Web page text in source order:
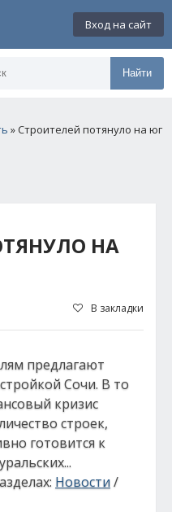
Вход на сайт
Найти
» Строителей потянуло на юг
НА
В закладки
предлагают
Сочи. В то
кризис
строек,
готовится к
Новости/